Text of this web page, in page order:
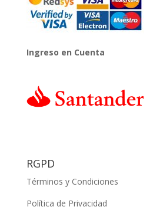
Ingreso en Cuenta
RGPD
Términos y Condiciones
Política de Privacidad